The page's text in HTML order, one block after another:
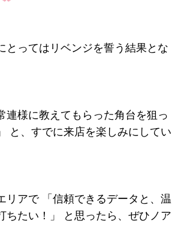
とってはリベンジを誓う結果とな
連様に教えてもらった角台を狙っ
と、すでに来店を楽しみにしてい
リアで 「信頼できるデータと、温
ちたい！」 と思ったら、ぜひノア